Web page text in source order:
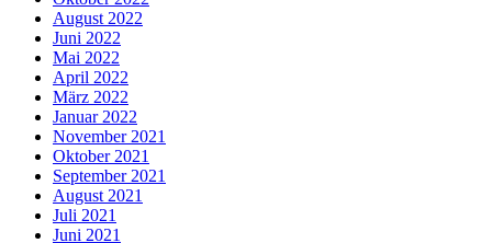
August 2022
Juni 2022
Mai 2022
April 2022
März 2022
Januar 2022
November 2021
Oktober 2021
September 2021
August 2021
Juli 2021
Juni 2021